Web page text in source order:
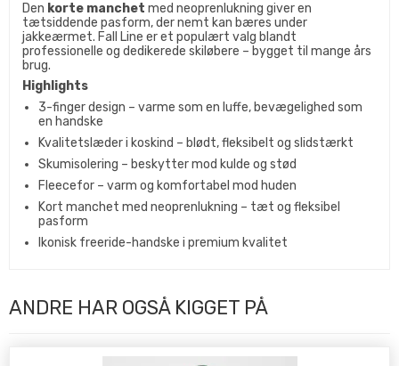
Den korte manchet med neoprenlukning giver en
tætsiddende pasform, der nemt kan bæres under
jakkeærmet. Fall Line er et populært valg blandt
professionelle og dedikerede skiløbere – bygget til mange års
brug.
Highlights
3-finger design – varme som en luffe, bevægelighed som
en handske
Kvalitetslæder i koskind – blødt, fleksibelt og slidstærkt
Skumisolering – beskytter mod kulde og stød
Fleecefor – varm og komfortabel mod huden
Kort manchet med neoprenlukning – tæt og fleksibel
pasform
Ikonisk freeride-handske i premium kvalitet
ANDRE HAR OGSÅ KIGGET PÅ